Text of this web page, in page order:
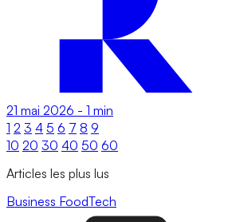
21 mai 2026 - 1 min
1 2 3 4 5 6 7 8 9
10 20 30 40 50 60
Articles les plus lus
Business FoodTech